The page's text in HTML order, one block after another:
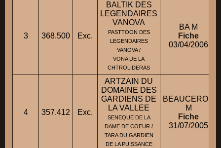
3 368.500 Exc.
BALTIK DES
LEGENDAIRES
VANOVA
PASTTOON DES
LEGENDAIRES
VANOVA /
VONA DE LA
CHTROLIDERAS
BA M
Fiche
03/04/2006
4 357.412 Exc.
ARTZAIN DU
DOMAINE DES
GARDIENS DE
LA VALLEE
SENEQUE DE LA
DAME DE COEUR /
TARA DU GARDIEN
DE LA PUISSANCE
BEAUCERON
M
Fiche
31/07/2005